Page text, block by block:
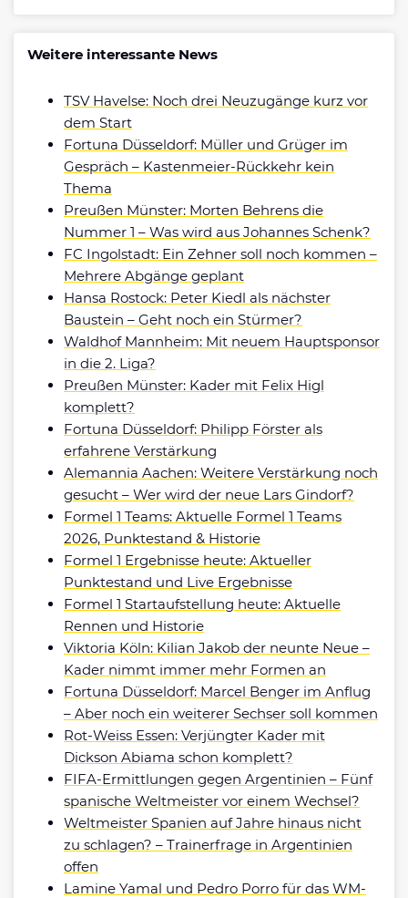
Weitere interessante News
TSV Havelse: Noch drei Neuzugänge kurz vor
dem Start
Fortuna Düsseldorf: Müller und Grüger im
Gespräch – Kastenmeier-Rückkehr kein
Thema
Preußen Münster: Morten Behrens die
Nummer 1 – Was wird aus Johannes Schenk?
FC Ingolstadt: Ein Zehner soll noch kommen –
Mehrere Abgänge geplant
Hansa Rostock: Peter Kiedl als nächster
Baustein – Geht noch ein Stürmer?
Waldhof Mannheim: Mit neuem Hauptsponsor
in die 2. Liga?
Preußen Münster: Kader mit Felix Higl
komplett?
Fortuna Düsseldorf: Philipp Förster als
erfahrene Verstärkung
Alemannia Aachen: Weitere Verstärkung noch
gesucht – Wer wird der neue Lars Gindorf?
Formel 1 Teams: Aktuelle Formel 1 Teams
2026, Punktestand & Historie
Formel 1 Ergebnisse heute: Aktueller
Punktestand und Live Ergebnisse
Formel 1 Startaufstellung heute: Aktuelle
Rennen und Historie
Viktoria Köln: Kilian Jakob der neunte Neue –
Kader nimmt immer mehr Formen an
Fortuna Düsseldorf: Marcel Benger im Anflug
– Aber noch ein weiterer Sechser soll kommen
Rot-Weiss Essen: Verjüngter Kader mit
Dickson Abiama schon komplett?
FIFA-Ermittlungen gegen Argentinien – Fünf
spanische Weltmeister vor einem Wechsel?
Weltmeister Spanien auf Jahre hinaus nicht
zu schlagen? – Trainerfrage in Argentinien
offen
Lamine Yamal und Pedro Porro für das WM-